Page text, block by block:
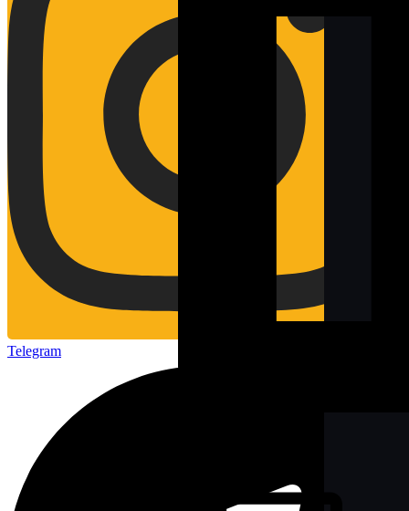
Telegram